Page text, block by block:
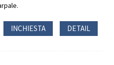
INCHIESTA DETAIL